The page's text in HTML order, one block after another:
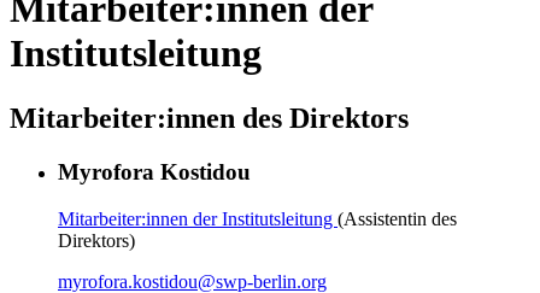
Mitarbeiter:innen der
Institutsleitung
Mitarbeiter:innen des Direktors
Myrofora Kostidou
Mitarbeiter:innen der Institutsleitung (Assistentin des
Direktors)
myrofora.kostidou@swp-berlin.org